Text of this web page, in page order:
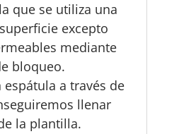
que se utiliza una
excepto
mediante
bloqueo.
a través de
llenar
la plantilla.